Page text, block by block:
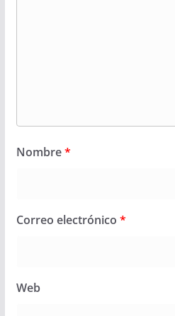
Nombre*
Correo electrónico *
Web